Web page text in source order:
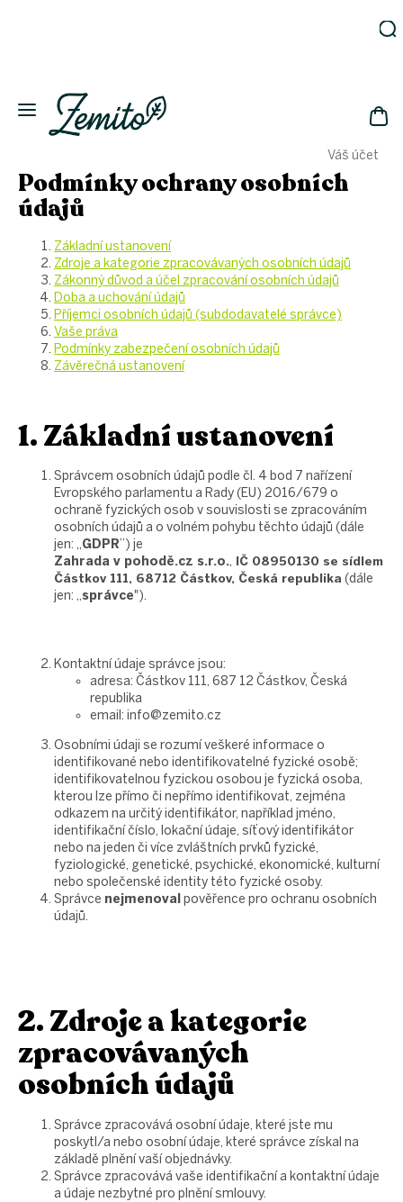
Váš účet
Eko
domácnost
Kosmetika
Eko
láhve
Zachraň
a ušetři
Novinky
Vánoce
Přihlášení
Podmínky ochrany osobních
údajů
Základní ustanovení
Zdroje a kategorie zpracovávaných osobních údajů
Zákonný důvod a účel zpracování osobních údajů
Doba a uchování údajů
Příjemci osobních údajů (subdodavatelé správce)
Vaše práva
Podmínky zabezpečení osobních údajů
Závěrečná ustanovení
1. Základní ustanovení
Správcem osobních údajů podle čl. 4 bod 7 nařízení
Evropského parlamentu a Rady (EU) 2016/679 o
ochraně fyzických osob v souvislosti se zpracováním
osobních údajů a o volném pohybu těchto údajů (dále
jen: „GDPR”) je
Zahrada v pohodě.cz s.r.o., IČ 08950130 se sídlem
Částkov 111, 68712 Částkov, Česká republika (dále
jen: ,,správce").
Kontaktní údaje správce jsou:
adresa: Částkov 111, 687 12 Částkov, Česká
republika
email: info@zemito.cz
Osobními údaji se rozumí veškeré informace o
identifikované nebo identifikovatelné fyzické osobě;
identifikovatelnou fyzickou osobou je fyzická osoba,
kterou lze přímo či nepřímo identifikovat, zejména
odkazem na určitý identifikátor, například jméno,
identifikační číslo, lokační údaje, síťový identifikátor
nebo na jeden či více zvláštních prvků fyzické,
fyziologické, genetické, psychické, ekonomické, kulturní
nebo společenské identity této fyzické osoby.
Správce nejmenovalpověřence pro ochranu osobních
údajů.
2. Zdroje a kategorie
zpracovávaných
osobních údajů
Správce zpracovává osobní údaje, které jste mu
poskytl/a nebo osobní údaje, které správce získal na
základě plnění vaší objednávky.
Správce zpracovává vaše identifikační a kontaktní údaje
a údaje nezbytné pro plnění smlouvy.